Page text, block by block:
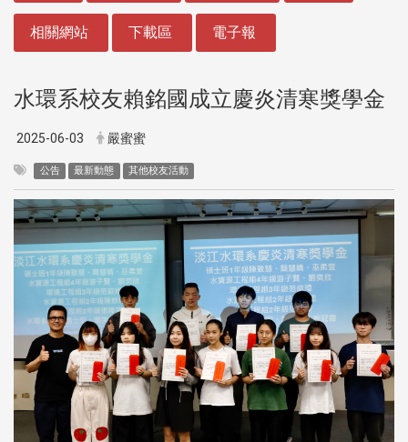
相關網站 下載區 電子報
水環系校友賴銘國成立慶炎清寒獎學金
2025-06-03 嚴蜜蜜
公告 最新動態 其他校友活動